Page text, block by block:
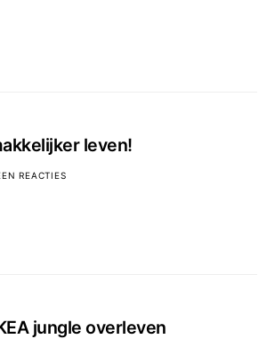
leven!
REACTIES
jungle overleven